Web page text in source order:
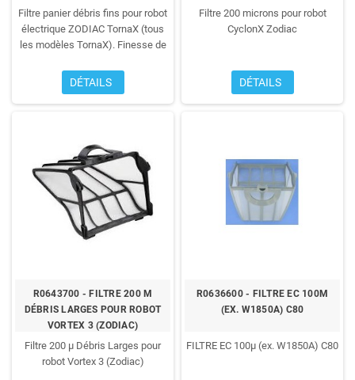
Filtre panier débris fins pour robot
électrique ZODIAC TornaX (tous
les modèles TornaX). Finesse de
DÉTAILS
Filtre 200 microns pour robot
CyclonX Zodiac
DÉTAILS
R0643700 - FILTRE 200 Μ
DÉBRIS LARGES POUR ROBOT
VORTEX 3 (ZODIAC)
Filtre 200 µ Débris Larges pour
robot Vortex 3 (Zodiac)
R0636600 - FILTRE EC 100Μ
(EX. W1850A) C80
FILTRE EC 100µ (ex. W1850A) C80